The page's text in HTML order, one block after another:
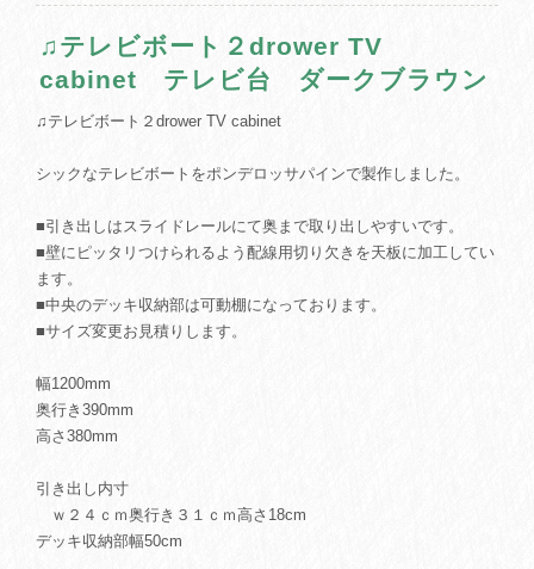
♫テレビボート２drower TV
cabinet テレビ台 ダークブラウン
♫テレビボート２drower TV cabinet
シックなテレビボートをポンデロッサパインで製作しました。
■引き出しはスライドレールにて奥まで取り出しやすいです。
■壁にピッタリつけられるよう配線用切り欠きを天板に加工してい
ます。
■中央のデッキ収納部は可動棚になっております。
■サイズ変更お見積りします。
幅1200mm
奥行き390mm
高さ380mm
引き出し内寸
ｗ２４ｃｍ奥行き３１ｃｍ高さ18cm
デッキ収納部幅50cm